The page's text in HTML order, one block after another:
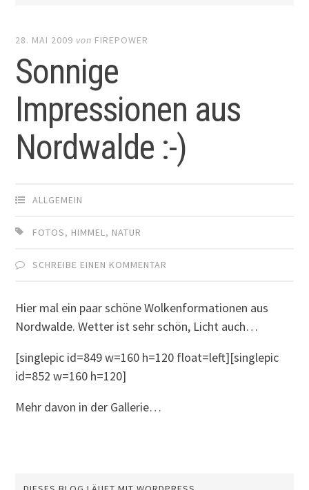
28. MAI 2009 von FIREPOWER
Sonnige
Impressionen aus
Nordwalde :-)
ALLGEMEIN
FOTOS, HIMMEL, NATUR
SCHREIBE EINEN KOMMENTAR
Hier mal ein paar schöne Wolkenformationen aus
Nordwalde. Wetter ist sehr schön, Licht auch…
[singlepic id=849 w=160 h=120 float=left][singlepic
id=852 w=160 h=120]
Mehr davon in der Gallerie…